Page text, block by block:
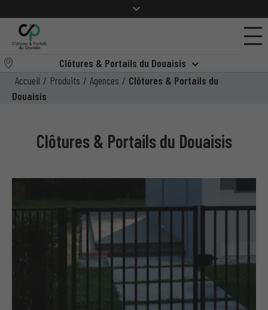
Clôtures & Portails du Douaisis
Accueil / Produits / Agences / Clôtures & Portails du
Douaisis
Clôtures & Portails du Douaisis